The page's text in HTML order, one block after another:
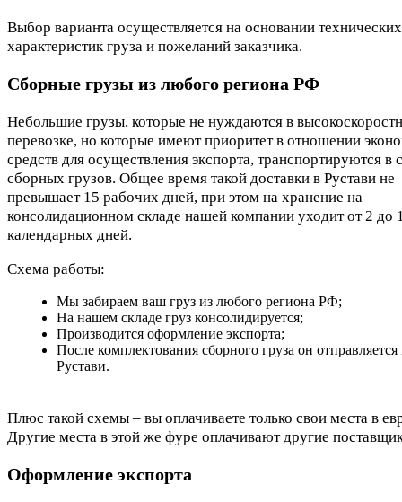
Выбор варианта осуществляется на основании технических
характеристик груза и пожеланий заказчика.
Сборные грузы из любого региона РФ
Небольшие грузы, которые не нуждаются в
перевозке, но которые имеют приоритет в отношении
средств для осуществления экспорта, транспортируются в
сборных грузов. Общее время такой доставки в Рустави не
превышает 15 рабочих дней, при этом на хранение на
консолидационном складе нашей компании уходит от 2 до
календарных дней.
Схема работы:
Мы забираем ваш груз из любого региона РФ;
На нашем складе груз консолидируется;
Производится оформление экспорта;
После комплектования сборного груза он отправляется
Рустави.
Плюс такой схемы – вы оплачиваете только свои места в
Другие места в этой же фуре оплачивают другие
Оформление экспорта